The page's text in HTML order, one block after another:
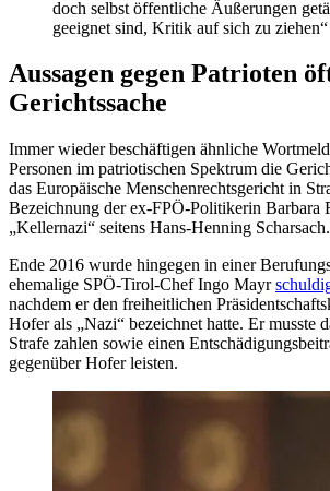
doch selbst öffentliche Äußerungen
geeignet sind, Kritik auf sich zu ziehen“
Aussagen gegen Patrioten
Gerichtssache
Immer wieder beschäftigen ähnliche
Personen im patriotischen Spektrum die
das Europäische Menschenrechtsgericht in
Bezeichnung der ex-FPÖ-Politikerin Barbara
„Kellernazi“ seitens Hans-Henning Scharsach.
Ende 2016 wurde hingegen in einer
ehemalige SPÖ-Tirol-Chef Ingo Mayr
nachdem er den freiheitlichen
Hofer als „Nazi“ bezeichnet hatte. Er musste
Strafe zahlen sowie einen
gegenüber Hofer leisten.